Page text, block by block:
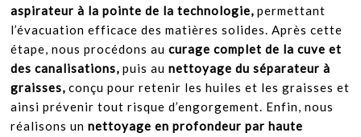
aspirateur à la pointe de la technologie, permettant
l’évacuation efficace des matières solides. Après cette
étape, nous procédons au curage complet de la cuve et
des canalisations, puis au nettoyage du séparateur à
graisses, conçu pour retenir les huiles et les graisses et
ainsi prévenir tout risque d’engorgement. Enfin, nous
réalisons un nettoyage en profondeur par haute